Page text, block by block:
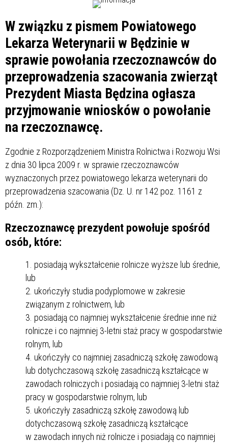
W związku z pismem Powiatowego
Lekarza Weterynarii w Będzinie w
sprawie powołania rzeczoznawców do
przeprowadzenia szacowania zwierząt
Prezydent Miasta Będzina ogłasza
przyjmowanie wniosków o powołanie
na rzeczoznawcę.
Zgodnie z Rozporządzeniem Ministra Rolnictwa i Rozwoju Wsi
z dnia 30 lipca 2009 r. w sprawie rzeczoznawców
wyznaczonych przez powiatowego lekarza weterynarii do
przeprowadzenia szacowania (Dz. U. nr 142 poz. 1161 z
późn. zm.):
Rzeczoznawcę prezydent powołuje spośród
osób, które:
posiadają wykształcenie rolnicze wyższe lub średnie,
lub
ukończyły studia podyplomowe w zakresie
związanym z rolnictwem, lub
posiadają co najmniej wykształcenie średnie inne niż
rolnicze i co najmniej 3-letni staż pracy w gospodarstwie
rolnym, lub
ukończyły co najmniej zasadniczą szkołę zawodową
lub dotychczasową szkołę zasadniczą kształcące w
zawodach rolniczych i posiadają co najmniej 3-letni staż
pracy w gospodarstwie rolnym, lub
ukończyły zasadniczą szkołę zawodową lub
dotychczasową szkołę zasadniczą kształcące
w zawodach innych niż rolnicze i posiadają co najmniej